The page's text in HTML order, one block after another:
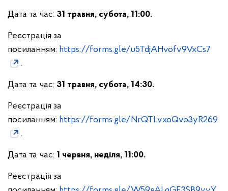
Дата та час: 31 травня, субота, 11:00.
Реєстрація за
посиланням: https://forms.gle/u5TdjAHvofv9VxCs7
.
Дата та час: 31 травня, субота, 14:30.
Реєстрація за
посиланням: https://forms.gle/NrQTLvxoQvo3yR269
.
Дата та час: 1 червня, неділя, 11:00.
Реєстрація за